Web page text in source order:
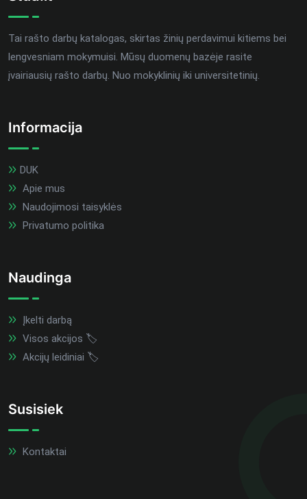
Tai rašto darbų katalogas, skirtas žinių perdavimui kitiems bei
lengvesniam mokymuisi. Mūsų duomenų bazėje rasite
įvairiausių rašto darbų. Nuo mokyklinių iki universitetinių.
Informacija
DUK
Apie mus
Naudojimosi taisyklės
Privatumo politika
Naudinga
Įkelti darbą
Visos akcijos 🏷️
Akcijų leidiniai 🏷️
Susisiek
Kontaktai